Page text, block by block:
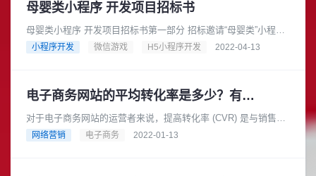
母婴类小程序 开发项目招标书
母婴类小程序 开发项目招标书第一部分 招标邀请“母婴类”小程序
开发项目进行公开招标，邀请有意向参加本次招标活动的投标人
小程序开发 微信游戏 H5小程序开发 2022-04-13
电子商务网站的平均转化率是多少？有什么改进方法？
对于电子商务网站的运营者来说，提高转化率 (CVR) 是与销售直
接相关的最重要问题之一。CVR指南根据业务类型、业务形式和
网络营销 电子商务 2022-01-13